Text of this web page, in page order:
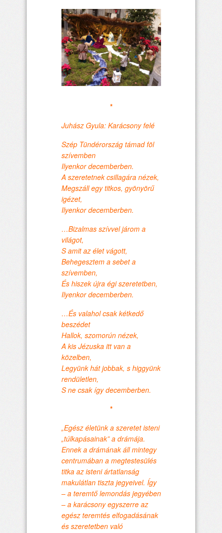
*
Juhász Gyula: Karácsony felé
Szép Tündérország támad föl
szívemben
Ilyenkor decemberben.
A szeretetnek csillagára nézek,
Megszáll egy titkos, gyönyörű
igézet,
Ilyenkor decemberben.
…Bizalmas szívvel járom a
világot,
S amit az élet vágott,
Behegesztem a sebet a
szívemben,
És hiszek újra égi szeretetben,
Ilyenkor decemberben.
…És valahol csak kétkedő
beszédet
Hallok, szomorún nézek,
A kis Jézuska itt van a
közelben,
Legyünk hát jobbak, s higgyünk
rendületlen,
S ne csak így decemberben.
*
„Egész életünk a szeretet isteni
„túlkapásainak” a drámája.
Ennek a drámának áll mintegy
centrumában a megtestesülés
titka az isteni ártatlanság
makulátlan tiszta jegyeivel. Így
– a teremtő lemondás jegyében
– a karácsony egyszerre az
egész teremtés elfogadásának
és szeretetben való